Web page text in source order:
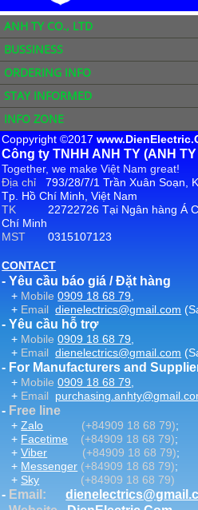
ANH TY CO., LTD
BUSSINESS
ORDERING INFO
STAY INFORMED
INFO ZONE
Coppyright ©2017
Công ty TNHH ANH TY (ANH
Together, we make Việt Nam great!
Địa chỉ793/28/7/1 Trần Xuân Soạn,
Tp. Hồ Chí Minh, Việt Nam
TK 22722726 Tại Ngân hàng Á
Chí Minh
MST0315107123
CONTACT
- Yêu cầu báo giá / Đặt hàng
+ Mobile 0909 18 68 79
+ Email dienelectrics@gmail.com
- Yêu cầu hỗ trợ
+ Mobile 0909 18 68 79
+ Email dienelectrics@gmail.com
- For Manufacturers and
+ Mobile 0909 18 68 79
+ Email
- Free line
+Zalo (+84909 18 68 79);
+ Facetime (+84909 18 68 79);
+Viber (+84909 18 68 79);
+ Messenger (+84909 18 68 79);
+ Sky (+84909 18 68 79)
- Email :